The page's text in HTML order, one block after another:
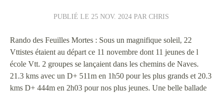
PUBLIÉ LE 25 NOV. 2024PAR CHRIS
Rando des Feuilles Mortes : Sous un magnifique soleil, 22
Vttistes étaient au départ ce 11 novembre dont 11 jeunes de l
école Vtt. 2 groupes se lançaient dans les chemins de Naves.
21.3 kms avec un D+ 511m en 1h50 pour les plus grands et 20.3
kms D+ 444m en 2h03 pour nos plus jeunes. Une belle ballade